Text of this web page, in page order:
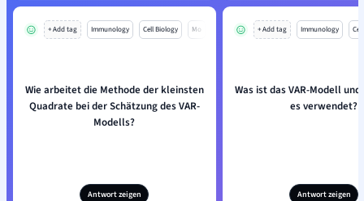
+ Add tag Immunology Cell Biology Mo
Wie arbeitet die Methode der kleinsten
Quadrate bei der Schätzung des VAR-
Modells?
Antwort zeigen
+ Add tag Immunology
Was ist das VAR-Modell
es verwendet?
Antwort zeigen